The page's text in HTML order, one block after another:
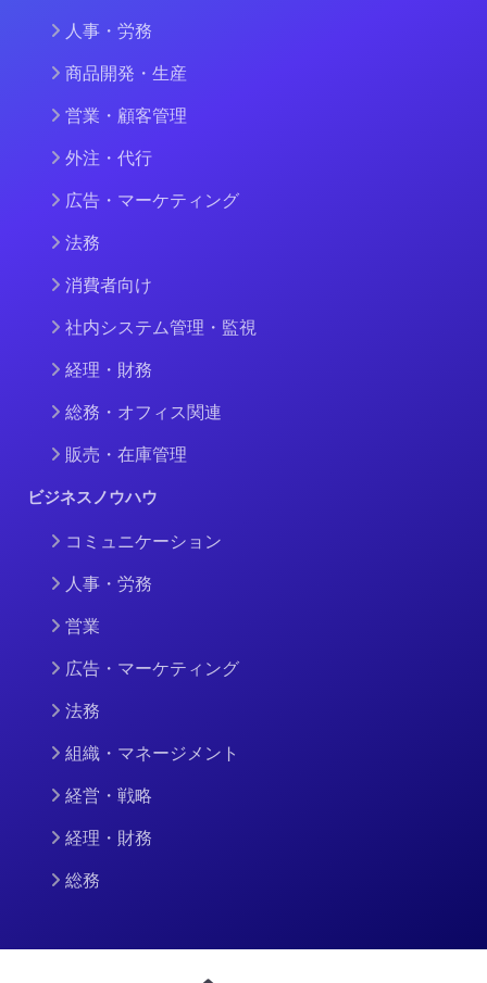
人事・労務
商品開発・生産
営業・顧客管理
外注・代行
広告・マーケティング
法務
消費者向け
社内システム管理・監視
経理・財務
総務・オフィス関連
販売・在庫管理
ビジネスノウハウ
コミュニケーション
人事・労務
営業
広告・マーケティング
法務
組織・マネージメント
経営・戦略
経理・財務
総務